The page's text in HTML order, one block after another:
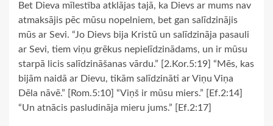
Bet Dieva mīlestība atklājas tajā, ka Dievs ar mums nav
atmaksājis pēc mūsu nopelniem, bet gan salīdzinājis
mūs ar Sevi. “Jo Dievs bija Kristū un salīdzināja pasauli
ar Sevi, tiem viņu grēkus nepielīdzinādams, un ir mūsu
starpā licis salīdzināšanas vārdu.” [2.Kor.5:19] “Mēs, kas
bijām naidā ar Dievu, tikām salīdzināti ar Viņu Viņa
Dēla nāvē.” [Rom.5:10] “Viņš ir mūsu miers.” [Ef.2:14]
“Un atnācis pasludināja mieru jums.” [Ef.2:17]